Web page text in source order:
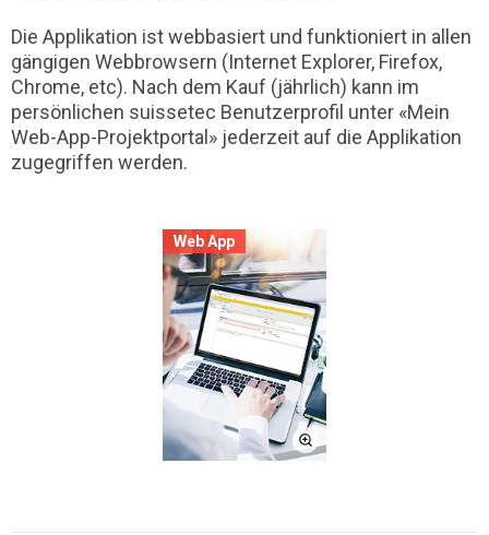
Die Applikation ist webbasiert und funktioniert in allen
gängigen Webbrowsern (Internet Explorer, Firefox,
Chrome, etc). Nach dem Kauf (jährlich) kann im
persönlichen suissetec Benutzerprofil unter «Mein
Web-App-Projektportal» jederzeit auf die Applikation
zugegriffen werden.
Web App